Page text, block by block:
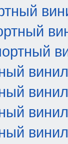
винил
винил
винил
винил